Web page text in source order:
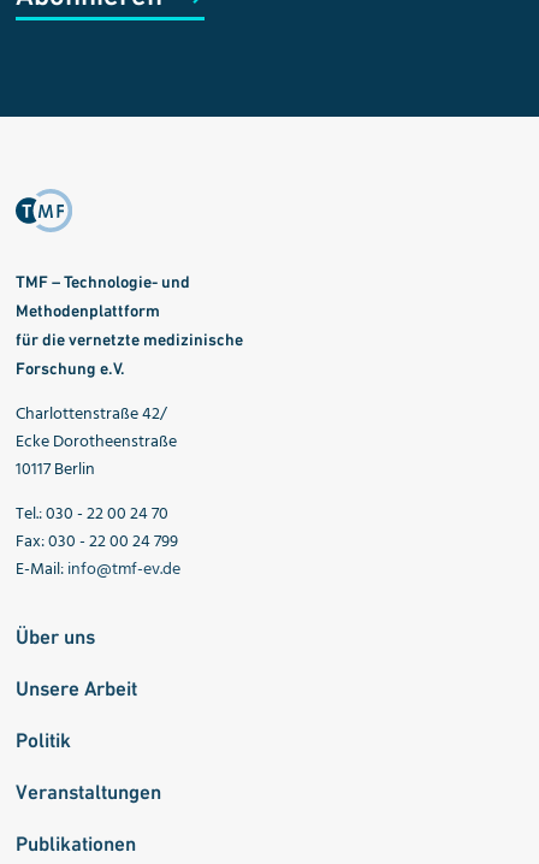
TMF – Technologie- und
Methodenplattform
für die vernetzte medizinische
Forschung e.V.
Charlottenstraße 42/
Ecke Dorotheenstraße
10117 Berlin
Tel.: 030 - 22 00 24 70
Fax: 030 - 22 00 24 799
E-Mail:info@tmf-ev.de
Über uns
Unsere Arbeit
Politik
Veranstaltungen
Publikationen